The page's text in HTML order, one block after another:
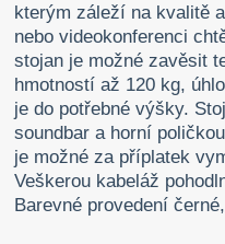
kterým záleží na kvalitě
nebo videokonferenci
stojan je možné zavěsit
hmotností až 120 kg,
je do potřebné výšky.
soundbar a horní
je možné za příplatek
Veškerou kabeláž
Barevné provedení